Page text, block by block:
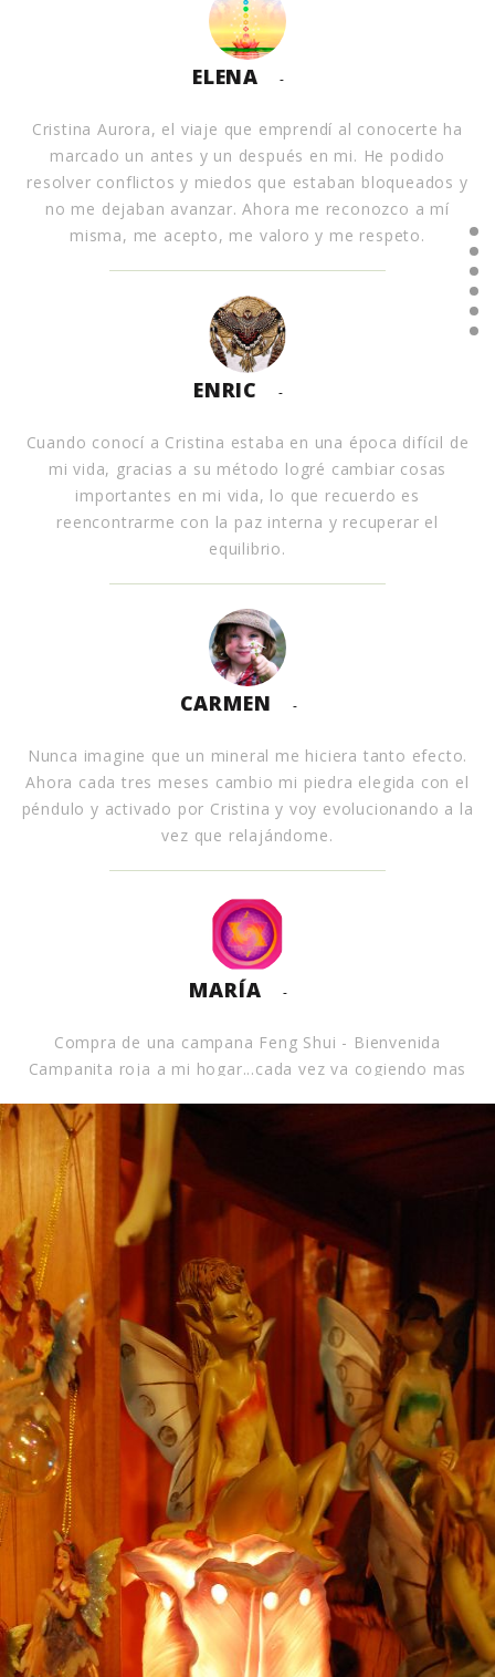
ELENA -
Cristina Aurora, el viaje que emprendí al conocerte ha
marcado un antes y un después en mi. He podido
resolver conflictos y miedos que estaban bloqueados y
no me dejaban avanzar. Ahora me reconozco a mí
misma, me acepto, me valoro y me respeto.
ENRIC -
Cuando conocí a Cristina estaba en una época difícil de
mi vida, gracias a su método logré cambiar cosas
importantes en mi vida, lo que recuerdo es
reencontrarme con la paz interna y recuperar el
equilibrio.
CARMEN -
Nunca imagine que un mineral me hiciera tanto efecto.
Ahora cada tres meses cambio mi piedra elegida con el
péndulo y activado por Cristina y voy evolucionando a la
vez que relajándome.
MARÍA -
Compra de una campana Feng Shui - Bienvenida
Campanita roja a mi hogar...cada vez va cogiendo mas
Cristina por este proyecto tan mágico.
MONTSE -
Mi sobrino Biel de 5 años esta encantado con su ojo de
tigre. Se ve que ayer les enseño a todos sus compañeros
del cole todo orgulloso
MARIO -
Mil gracias a la vida por haberte puesto en mi camino y
haber dedicado unas horas de tu vida en transformar la
mía. Mil Gracias por todo Cristina. Estaremos en
contacto si o si, en esta vida y en las siguientes. Un